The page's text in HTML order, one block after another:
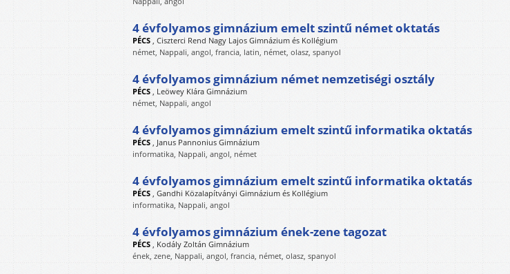
4 évfolyamos gimnázium emelt szintű német oktatás
PÉCS , Ciszterci Rend Nagy Lajos Gimnázium és Kollégium
német, Nappali, angol, francia, latin, német, olasz, spanyol
4 évfolyamos gimnázium német nemzetiségi osztály
PÉCS , Leöwey Klára Gimnázium
német, Nappali, angol
4 évfolyamos gimnázium emelt szintű informatika oktatás
PÉCS , Janus Pannonius Gimnázium
informatika, Nappali, angol, német
4 évfolyamos gimnázium emelt szintű informatika oktatás
PÉCS , Gandhi Közalapítványi Gimnázium és Kollégium
informatika, Nappali, angol
4 évfolyamos gimnázium ének-zene tagozat
PÉCS , Kodály Zoltán Gimnázium
ének, zene, Nappali, angol, francia, német, olasz, spanyol